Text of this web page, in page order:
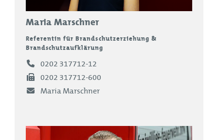
Maria Marschner
Referentin für Brandschutzerziehung &
Brandschutzaufklärung
0202 317712-12
0202 317712-600
Maria Marschner